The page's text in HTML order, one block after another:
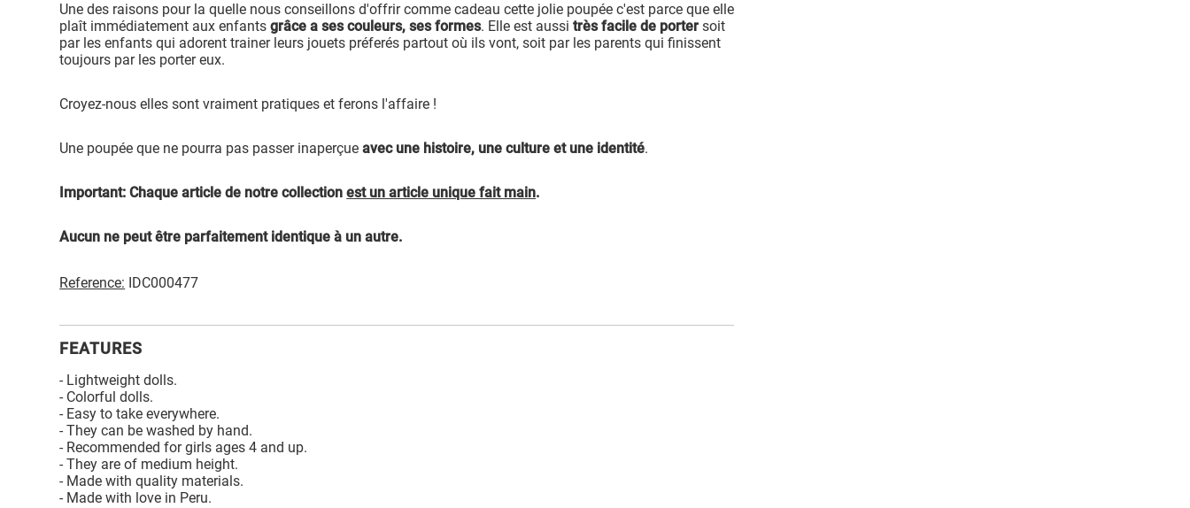
Une des raisons pour la quelle nous conseillons d'offrir comme cadeau cette jolie poupée c'est parce que elle
plaît immédiatement aux enfantsgrâce a ses couleurs, ses formes. Elle est aussitrès facile de porter soit
par les enfants qui adorent trainer leurs jouets préferés partout où ils vont, soit par les parents qui finissent
toujours par les porter eux.
Croyez-nous elles sont vraiment pratiques et ferons l'affaire !
Une poupée que ne pourra pas passer inaperçueavec une histoire, une culture et une identité.
Important: Chaque article de notre collectionest un article unique fait main.
Aucun ne peut être parfaitement identique à un autre.
Reference: IDC000477
FEATURES
- Lightweight dolls.
- Colorful dolls.
- Easy to take everywhere.
- They can be washed by hand.
- Recommended for girls ages 4 and up.
- They are of medium height.
- Made with quality materials.
- Made with love in Peru.